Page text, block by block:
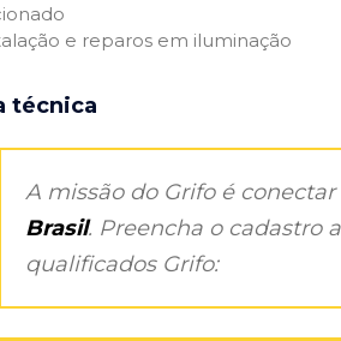
e reparos em iluminação
técnica
A missão do Grifo é
Brasil. Preencha o cadastro
qualificados Grifo: